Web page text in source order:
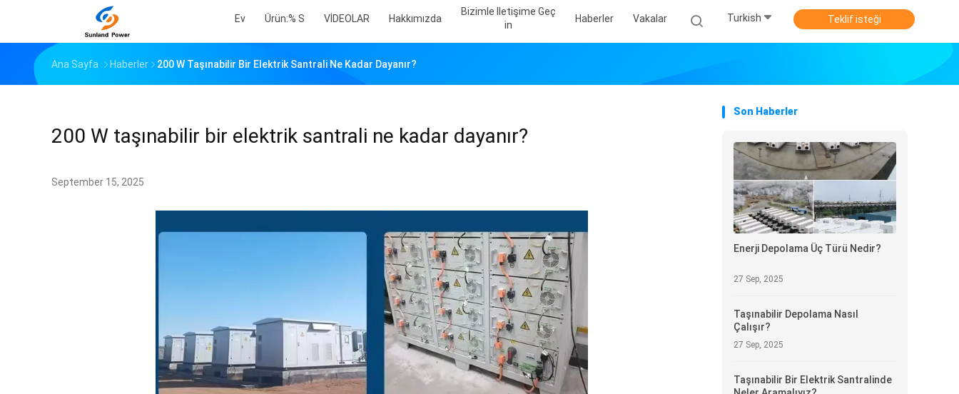
Ev Ürün:% S VİDEOLAR Hakkımızda
Bizimle Iletişime Geç
In
Haberler Vakalar Turkish Teklif isteği
Ana Sayfa Haberler 200 W Taşınabilir Bir Elektrik Santrali Ne Kadar Dayanır?
200 W taşınabilir bir elektrik santrali ne kadar dayanır?
September 15, 2025
Son Haberler
Enerji Depolama Üç Türü Nedir?
27 Sep, 2025
Taşınabilir Depolama Nasıl
Çalışır?
27 Sep, 2025
Taşınabilir Bir Elektrik Santralinde